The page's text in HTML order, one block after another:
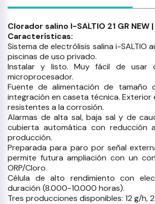
Clorador salino I-SALTIO 21 GR NEW |
Características:
Sistema de electrólisis salina i-SALTIO
piscinas de uso privado.
Instalar y listo. Muy fácil de usar
microprocesador.
Fuente de alimentación de tamaño
integración en caseta técnica. Exterior
resistentes a la corrosión.
Alarmas de alta sal, baja sal y de
cubierta automática con reducción
producción.
Preparada para paro por señal
permite futura ampliación con un
ORP/Cloro.
Célula de alto rendimiento con
duración (8.000-10.000 horas).
Tres producciones disponibles: 12 g/h,